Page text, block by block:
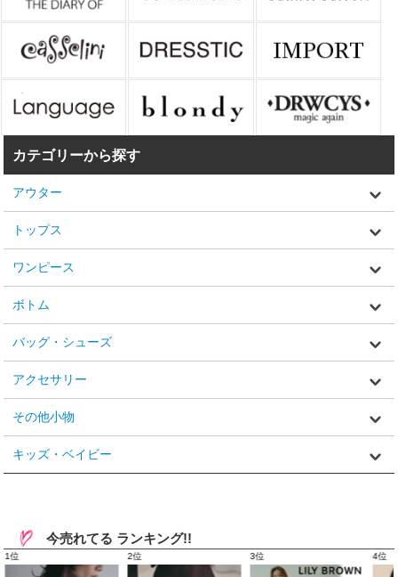
カテゴリーから探す
アウター
トップス
ワンピース
ボトム
バッグ・シューズ
アクセサリー
その他小物
キッズ・ベイビー
今売れてる ランキング!!